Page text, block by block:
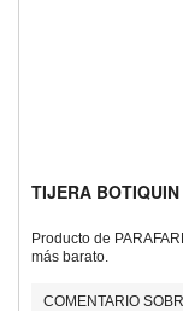
TIJERA
Producto de
más barato.
COMENTARIO